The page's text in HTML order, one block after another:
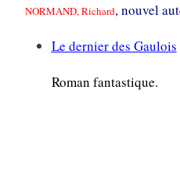
NORMAND, Richard, nouvel
Le dernier des Gaulois
Roman fantastique.